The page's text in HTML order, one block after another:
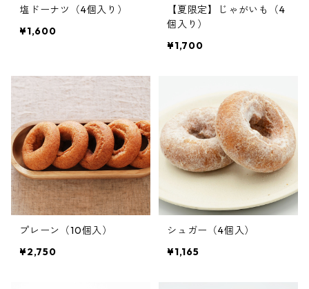
塩ドーナツ（4個入り）
¥1,600
【夏限定】じゃがいも（4
個入り）
¥1,700
プレーン（10個入）
¥2,750
シュガー（4個入）
¥1,165